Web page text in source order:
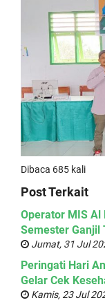
Dibaca 685 kali
Post Terkait
Operator MIS Al
Semester Ganjil
Jumat, 31 Jul
Peringati Hari
Gelar Cek
Kamis, 23 Jul